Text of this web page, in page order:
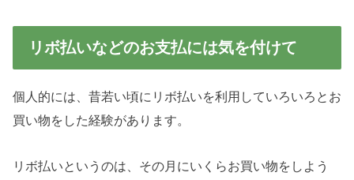
リボ払いなどのお支払には気を付けて
個人的には、昔若い頃にリボ払いを利用していろいろとお
買い物をした経験があります。
リボ払いというのは、その月にいくらお買い物をしよう